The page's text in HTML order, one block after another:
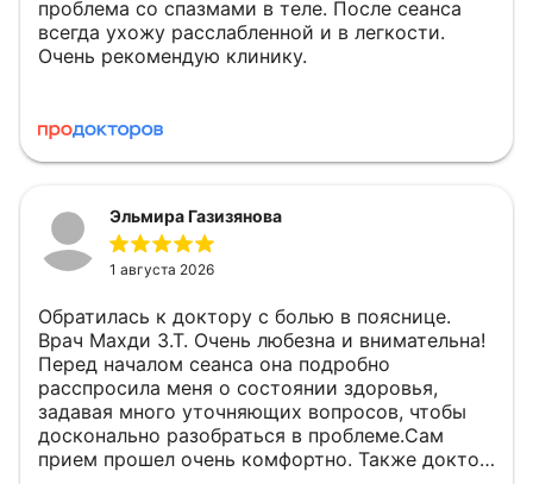
проблема со спазмами в теле. После сеанса
всегда ухожу расслабленной и в легкости.
Очень рекомендую клинику.
Эльмира Газизянова
1 августа 2026
Обратилась к доктору с болью в пояснице.
Врач Махди З.Т. Очень любезна и внимательна!
Перед началом сеанса она подробно
расспросила меня о состоянии здоровья,
задавая много уточняющих вопросов, чтобы
досконально разобраться в проблеме.Сам
прием прошел очень комфортно. Также доктор